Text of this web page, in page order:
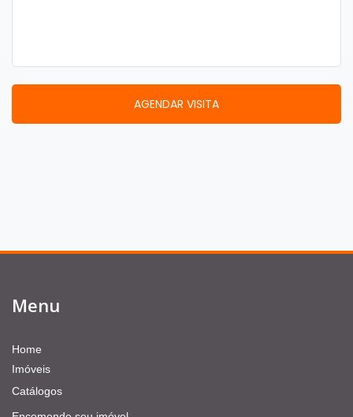
Menu
Home
Imóveis
Catálogos